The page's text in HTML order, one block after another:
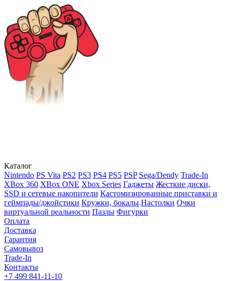
Каталог
Nintendo PS Vita PS2 PS3 PS4 PS5 PSP Sega/Dendy Trade-In
XBox 360 XBox ONE Xbox Series Гаджеты Жесткие диски,
SSD и сетевые накопители Кастомизированные приставки и
геймпады/джойстики Кружки, бокалы Настолки Очки
виртуальной реальности Пазлы Фигурки
Оплата
Доставка
Гарантия
Самовывоз
Trade-In
Контакты
+7 499 841-11-10